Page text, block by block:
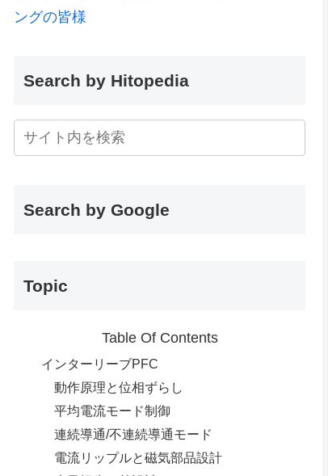
ングの皆様
Search by Hitopedia
Search by Google
Topic
Table Of Contents
インターリーブPFC
動作原理と位相ずらし
平均電流モード制御
連続導通/不連続導通モード
電流リップルと磁気部品設計